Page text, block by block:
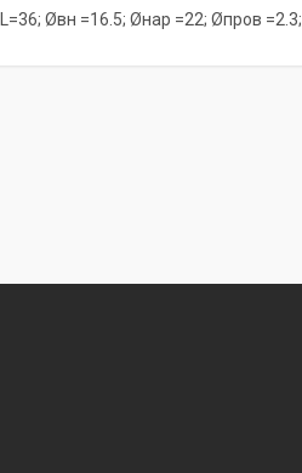
L=36; Øвн =16.5; Øнар =22; Øпров =2.3;